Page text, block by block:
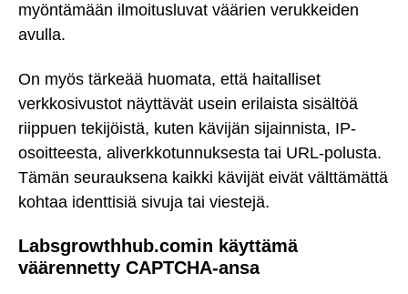
myöntämään ilmoitusluvat väärien verukkeiden
avulla.
On myös tärkeää huomata, että haitalliset
verkkosivustot näyttävät usein erilaista sisältöä
riippuen tekijöistä, kuten kävijän sijainnista, IP-
osoitteesta, aliverkkotunnuksesta tai URL-polusta.
Tämän seurauksena kaikki kävijät eivät välttämättä
kohtaa identtisiä sivuja tai viestejä.
Labsgrowthhub.comin käyttämä
väärennetty CAPTCHA-ansa